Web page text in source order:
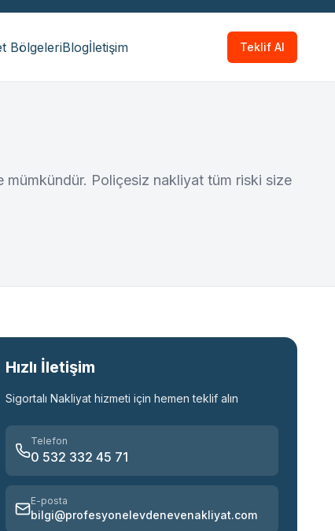
BölgeleriBlogİletişim Teklif Al
mümkündür. Poliçesiz nakliyat tüm riski size
Hızlı İletişim
Sigortalı Nakliyat hizmeti için hemen teklif alın
Telefon
0 532 332 45 71
E-posta
bilgi@profesyonelevdenevenakliyat.com